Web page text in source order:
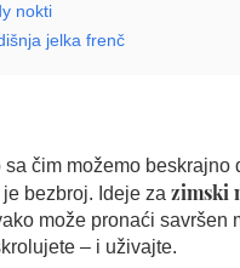
nokti
jelka frenč
sa čim možemo beskrajno
bezbroj. Ideje za zimski
može pronaći savršen
– i uživajte.